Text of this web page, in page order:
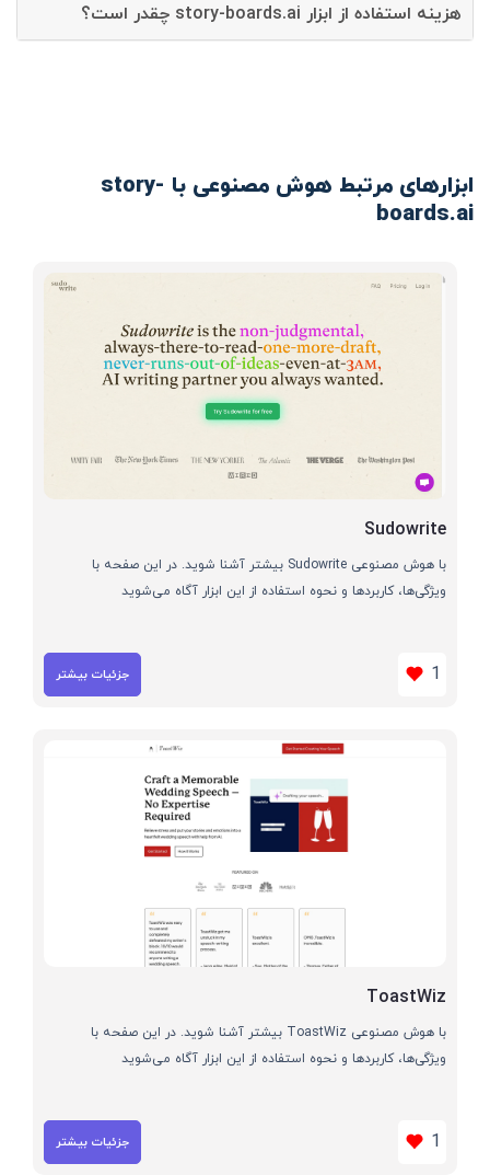
هزینه استفاده از ابزار story-boards.ai چقدر است؟
ابزارهای مرتبط هوش مصنوعی با story-
boards.ai
Sudowrite
با هوش مصنوعی Sudowrite بیشتر آشنا شوید. در این صفحه با
ویژگی‌ها، کاربردها و نحوه استفاده از این ابزار آگاه می‌شوید
1 جزئیات بیشتر
ToastWiz
با هوش مصنوعی ToastWiz بیشتر آشنا شوید. در این صفحه با
ویژگی‌ها، کاربردها و نحوه استفاده از این ابزار آگاه می‌شوید
1 جزئیات بیشتر